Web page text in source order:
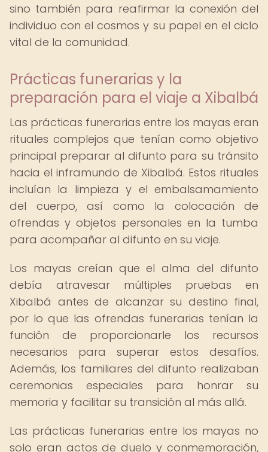
sino también para reafirmar la conexión del
individuo con el cosmos y su papel en el ciclo
vital de la comunidad.
Prácticas funerarias y la
preparación para el viaje a Xibalbá
Las prácticas funerarias entre los mayas eran
rituales complejos que tenían como objetivo
principal preparar al difunto para su tránsito
hacia el inframundo de Xibalbá. Estos rituales
incluían la limpieza y el embalsamamiento
del cuerpo, así como la colocación de
ofrendas y objetos personales en la tumba
para acompañar al difunto en su viaje.
Los mayas creían que el alma del difunto
debía atravesar múltiples pruebas en
Xibalbá antes de alcanzar su destino final,
por lo que las ofrendas funerarias tenían la
función de proporcionarle los recursos
necesarios para superar estos desafíos.
Además, los familiares del difunto realizaban
ceremonias especiales para honrar su
memoria y facilitar su transición al más allá.
Las prácticas funerarias entre los mayas no
solo eran actos de duelo y conmemoración,